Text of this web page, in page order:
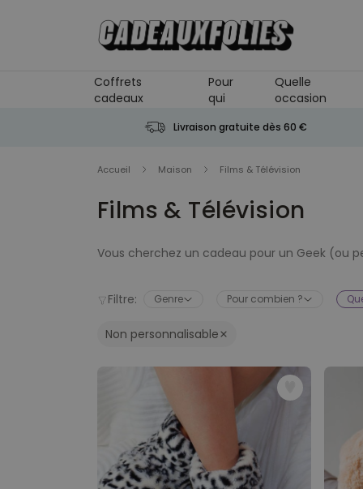
Coffrets
cadeaux
Pour
qui
Quelle
occasion
Livraison gratuite dès 60 €
Accueil Maison Films & Télévision
Films & Télévision
Vous cherchez un cadeau pour un Geek (ou
Stranger Things, Deadpool et bien d'autres
Filtre: Genre Pour combien ?
Non personnalisable